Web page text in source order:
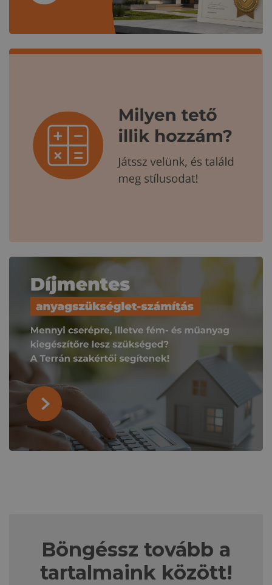
Böngéssz tovább a
tartalmaink között!